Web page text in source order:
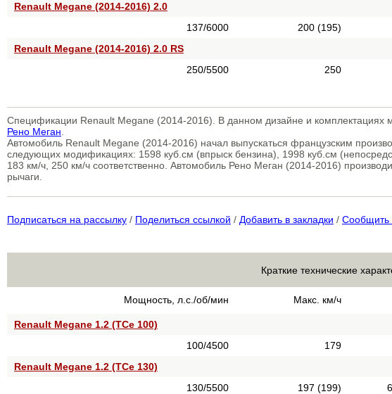
Renault Megane (2014-2016) 2.0
137/6000
200 (195)
Renault Megane (2014-2016) 2.0 RS
250/5500
250
Спецификации Renault Megane (2014-2016). В данном дизайне и комплектациях
Рено Меган
Автомобиль Renault Megane (2014-2016) начал выпускаться французским
следующих модификациях: 1598 куб.см (впрыск бензина), 1998 куб.см
183 км/ч, 250 км/ч соответственно. Автомобиль Рено Меган (2014-2016)
рычаги.
Подписаться на рассылку / Поделиться ссылкой / Добавить в закладки / Сообщить
Краткие технические
Мощность, л.с./об/мин Макс. км/ч
Renault Megane 1.2 (TCe 100)
100/4500
179
Renault Megane 1.2 (TCe 130)
130/5500
197 (199)